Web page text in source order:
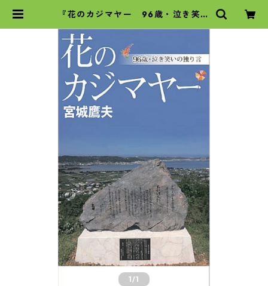
『花のカジマヤー 96歳・泣き笑い
1/1